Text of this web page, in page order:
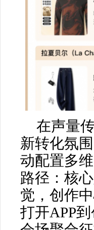
在声量
新转化氛
动配置多
路径：核
觉，创作
打开APP